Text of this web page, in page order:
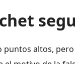
altos,